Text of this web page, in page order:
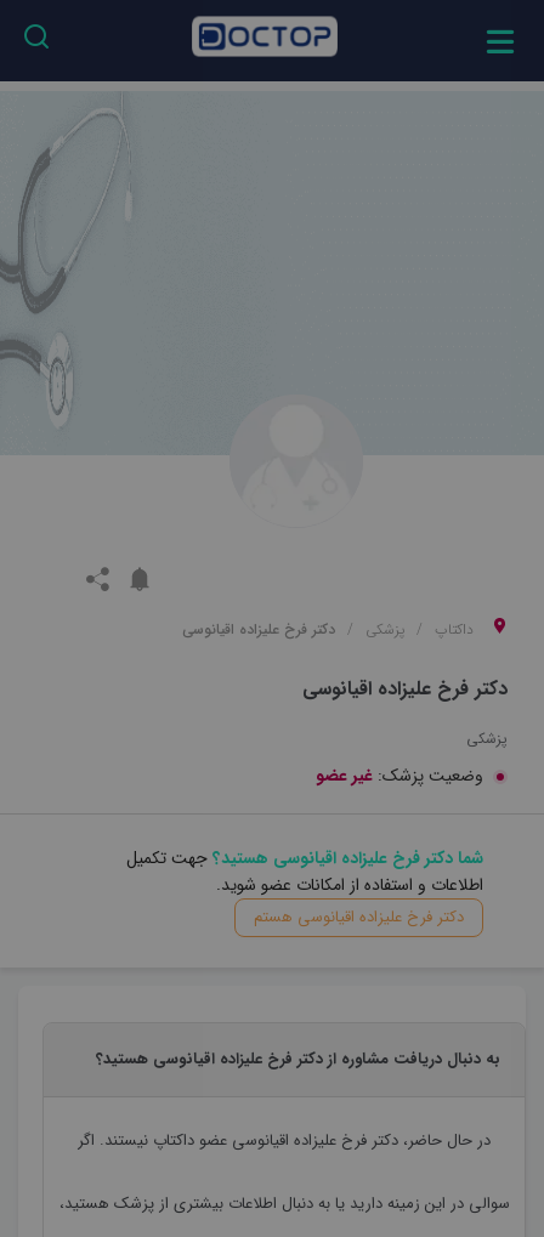
داکتاپ پزشکی دکتر فرخ علیزاده اقیانوسی
دکتر فرخ علیزاده اقیانوسی
پزشکی
وضعیت پزشک: غیر عضو
شما دکتر فرخ علیزاده اقیانوسی هستید؟جهت تکمیل
اطلاعات و استفاده از امکانات عضو شوید.
دکتر فرخ علیزاده اقیانوسی هستم
به دنبال دریافت مشاوره از دکتر فرخ علیزاده اقیانوسی هستید؟
در حال حاضر، دکتر فرخ علیزاده اقیانوسی عضو داکتاپ نیستند. اگر
سوالی در این زمینه دارید یا به دنبال اطلاعات بیشتری از پزشک هستید،